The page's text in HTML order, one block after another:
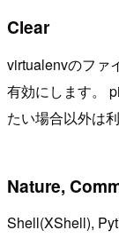
Clear
virtualenvのファ
有効にします。
たい場合以外は
Nature,
Shell(XShell),